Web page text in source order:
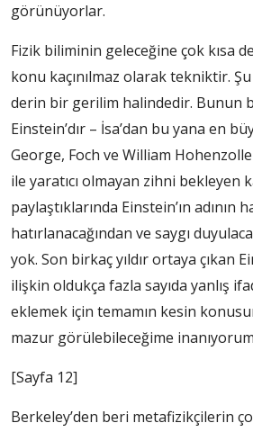
görünüyorlar.
Fizik biliminin geleceğine çok kısa
konu kaçınılmaz olarak tekniktir.
derin bir gerilim halindedir. Bunun
Einstein’dır – İsa’dan bu yana en
George, Foch ve William
ile yaratıcı olmayan zihni bekleyen
paylaştıklarında Einstein’ın adının
hatırlanacağından ve saygı
yok. Son birkaç yıldır ortaya çıkan
ilişkin oldukça fazla sayıda yanlış
eklemek için temamın kesin
mazur görülebileceğime
[Sayfa 12]
Berkeley’den beri metafizikçilerin